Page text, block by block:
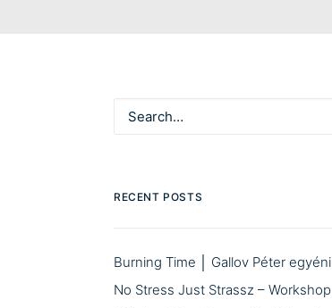
RECENT POSTS
Burning Time │ Gallov Péter
No Stress Just Strassz –